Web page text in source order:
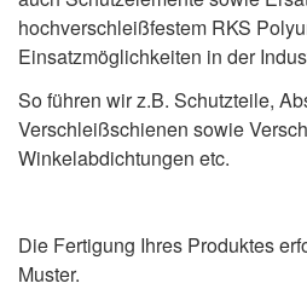
hochverschleißfestem RKS
Einsatzmöglichkeiten in der
So führen wir z.B. Schutzteile,
Verschleißschienen sowie
Winkelabdichtungen etc.
Die Fertigung Ihres Produktes
Muster.